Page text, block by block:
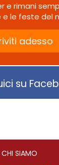
e rimani
e le feste del
adesso
su
CHI SIAMO